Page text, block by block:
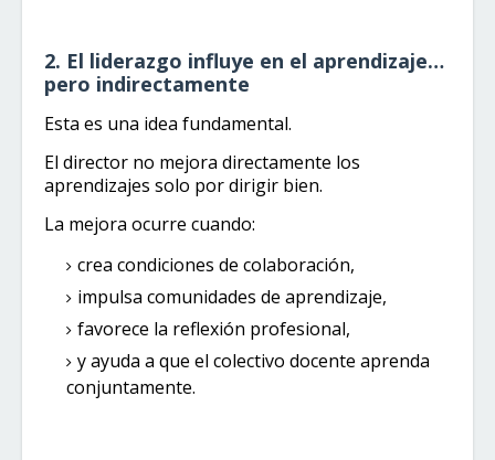
2. El liderazgo influye en el aprendizaje…
pero indirectamente
Esta es una idea fundamental.
El director no mejora directamente los
aprendizajes solo por dirigir bien.
La mejora ocurre cuando:
crea condiciones de colaboración,
impulsa comunidades de aprendizaje,
favorece la reflexión profesional,
y ayuda a que el colectivo docente aprenda
conjuntamente.